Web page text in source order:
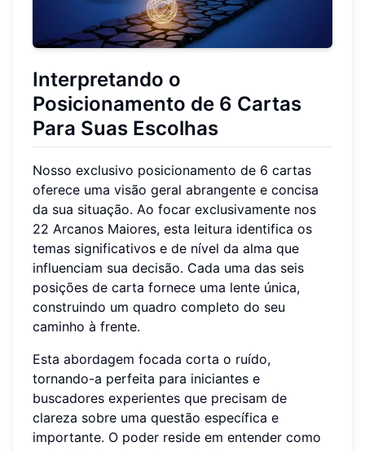
Interpretando o
Posicionamento de 6 Cartas
Para Suas Escolhas
Nosso exclusivo posicionamento de 6 cartas
oferece uma visão geral abrangente e concisa
da sua situação. Ao focar exclusivamente nos
22 Arcanos Maiores, esta leitura identifica os
temas significativos e de nível da alma que
influenciam sua decisão. Cada uma das seis
posições de carta fornece uma lente única,
construindo um quadro completo do seu
caminho à frente.
Esta abordagem focada corta o ruído,
tornando-a perfeita para iniciantes e
buscadores experientes que precisam de
clareza sobre uma questão específica e
importante. O poder reside em entender como